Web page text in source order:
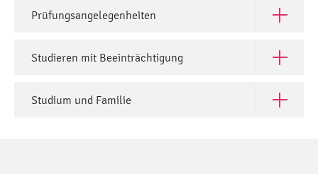
Prüfungsangelegenheiten Open
Studieren mit Beeinträchtigung Open
Studium und Familie Open